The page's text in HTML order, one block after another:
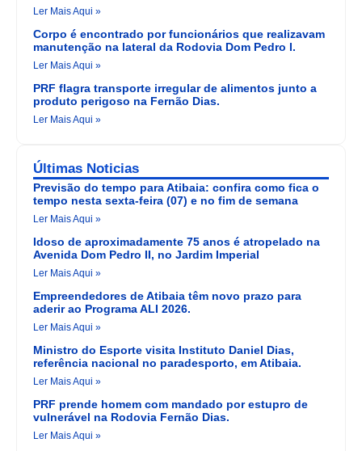
Ler Mais Aqui »
Corpo é encontrado por funcionários que realizavam
manutenção na lateral da Rodovia Dom Pedro I.
Ler Mais Aqui »
PRF flagra transporte irregular de alimentos junto a
produto perigoso na Fernão Dias.
Ler Mais Aqui »
Últimas Noticias
Previsão do tempo para Atibaia: confira como fica o
tempo nesta sexta-feira (07) e no fim de semana
Ler Mais Aqui »
Idoso de aproximadamente 75 anos é atropelado na
Avenida Dom Pedro II, no Jardim Imperial
Ler Mais Aqui »
Empreendedores de Atibaia têm novo prazo para
aderir ao Programa ALI 2026.
Ler Mais Aqui »
Ministro do Esporte visita Instituto Daniel Dias,
referência nacional no paradesporto, em Atibaia.
Ler Mais Aqui »
PRF prende homem com mandado por estupro de
vulnerável na Rodovia Fernão Dias.
Ler Mais Aqui »